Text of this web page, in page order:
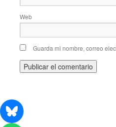
Web
Guarda mi nombre, correo